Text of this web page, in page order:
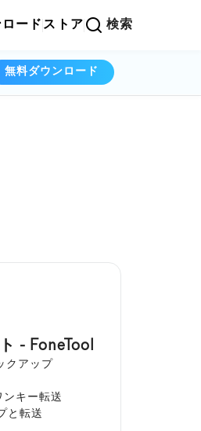
ード ストア 検索
無料ダウンロード
- FoneTool
クアップ
キー転送
と転送